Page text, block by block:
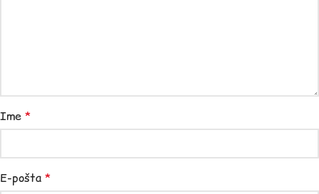
Ime *
E-pošta *